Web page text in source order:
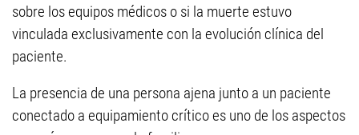
sobre los equipos médicos o si la muerte estuvo
vinculada exclusivamente con la evolución clínica del
paciente.
La presencia de una persona ajena junto a un paciente
conectado a equipamiento crítico es uno de los aspectos